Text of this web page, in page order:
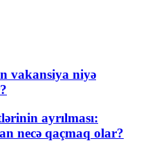
vakansiya niyə
ayrılması:
necə qaçmaq olar?